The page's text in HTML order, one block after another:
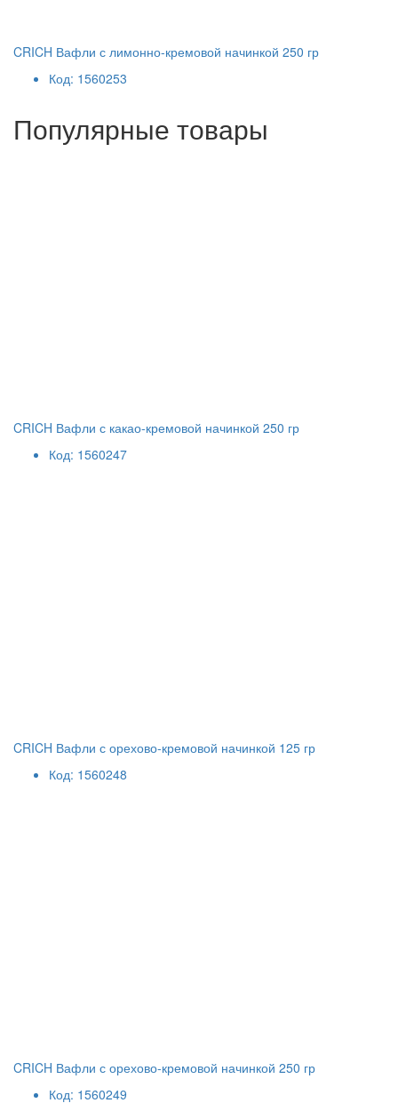
CRICH Вафли с лимонно-кремовой начинкой 250 гр
Код: 1560253
Популярные товары
CRICH Вафли с какао-кремовой начинкой 250 гр
Код: 1560247
CRICH Вафли с орехово-кремовой начинкой 125 гр
Код: 1560248
CRICH Вафли с орехово-кремовой начинкой 250 гр
Код: 1560249